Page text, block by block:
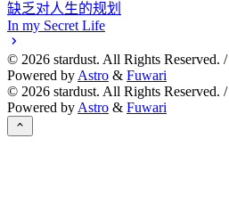
缺乏对人生的规划
In my Secret Life
© 2026 stardust. All Rights Reserved. /
Powered by Astro & Fuwari
© 2026 stardust. All Rights Reserved. /
Powered by Astro & Fuwari